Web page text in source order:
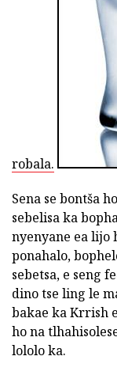
robala.
Sena se bontša
sebelisa ka
nyenyane ea lijo
ponahalo,
sebetsa, e seng
dino tse ling le
bakae ka Krrish
ho na
lololo ka.